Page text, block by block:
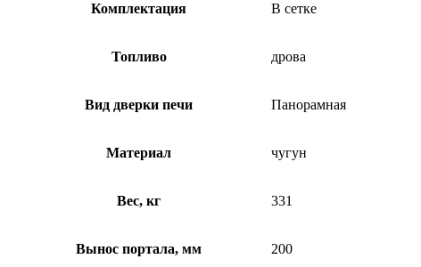
Комплектация В сетке
Топливо дрова
Вид дверки печи Панорамная
Материал чугун
Вес, кг 331
Вынос портала, мм 200